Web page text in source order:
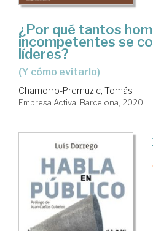
¿Por qué tantos
incompetentes se
líderes?
(y cómo evitarlo)
Chamorro-Premuzic, Tomás
Empresa Activa. Barcelona, 2020